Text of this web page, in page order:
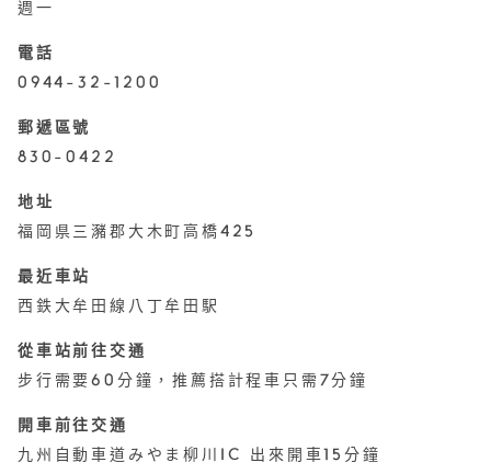
週一
電話
0944-32-1200
郵遞區號
830-0422
地址
福岡県三瀦郡大木町高橋425
最近車站
西鉄大牟田線八丁牟田駅
從車站前往交通
步行需要60分鐘，推薦搭計程車只需7分鐘
開車前往交通
九州自動車道みやま柳川IC 出來開車15分鐘